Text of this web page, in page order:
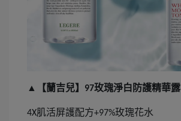
▲【蘭吉兒】 97玫瑰淨白防護精華露
4X肌活屏護配方+97%玫瑰花水